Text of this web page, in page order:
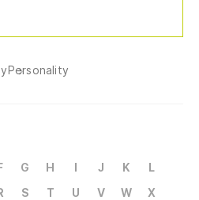
Personality
G H I J K
L
S T U V W
X